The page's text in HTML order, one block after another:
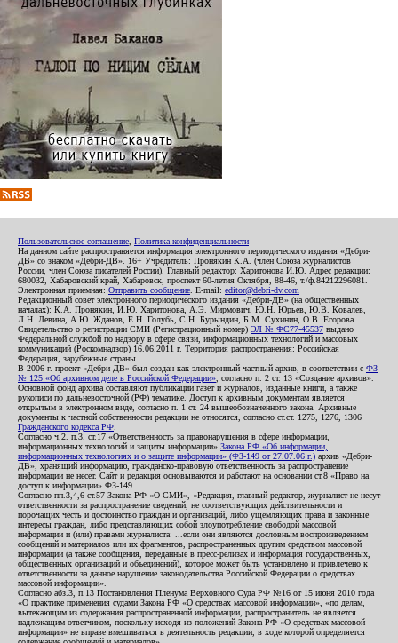
Пользовательское соглашение Политика конфиденциальности
На данном сайте распространяется информация электронного периодического издания «Дебри-
ДВ» со знаком «Дебри-ДВ». 16+ Учредитель: Пронякин К.А. (член Союза журналистов
России, член Союза писателей России). Главный редактор: Харитонова И.Ю. Адрес редакции:
680032, Хабаровский край, Хабаровск, проспект 60-летия Октября, 88-46, т./ф.84212296081.
Электронная приемная: Отправить сообщение . E-mail: editor@debri-dv.com
Редакционный совет электронного периодического издания «Дебри-ДВ» (на общественных
началах): К.А. Пронякин, И.Ю. Харитонова, А.Э. Мирмович, Ю.Н. Юрьев, Ю.В. Ковалев,
Л.Н. Левина, А.Ю. Жданов, Е.Н. Голубь, С.Н. Бурындин, Б.М. Сухинин, О.В. Егорова
Свидетельство о регистрации СМИ (Регистрационный номер) ЭЛ № ФС77-45537 выдано
Федеральной службой по надзору в сфере связи, информационных технологий и массовых
коммуникаций (Роскомнадзор) 16.06.2011 г. Территория распространения: Российская
Федерация, зарубежные страны.
В 2006 г. проект «Дебри-ДВ» был создан как электронный частный архив, в соответствии с ФЗ
№ 125 «Об архивном деле в Российской Федерации» , согласно п. 2 ст. 13 «Создание архивов».
Основной фонд архива составляют публикации газет и журналов, изданные книги, а также
рукописи по дальневосточной (РФ) тематике. Доступ к архивным документам является
открытым в электронном виде, согласно п. 1 ст. 24 вышеобозначенного закона. Архивные
документы к частной собственности редакции не относятся, согласно ст.ст. 1275, 1276, 1306
Гражданского кодекса РФ
Согласно ч.2. п.3. ст.17 «Ответственность за правонарушения в сфере информации,
информационных технологий и защиты информации» Закона РФ «Об информации,
информационных технологиях и о защите информации» (ФЗ-149 от 27.07.06 г.) архив «Дебри-
ДВ», хранящий информацию, гражданско-правовую ответственность за распространение
информации не несет. Сайт и редакция основываются и работают на основании ст.8 «Право на
доступ к информации» ФЗ-149.
Согласно пп.3,4,6 ст.57 Закона РФ «О СМИ», «Редакция, главный редактор, журналист не несут
ответственности за распространение сведений, не соответствующих действительности и
порочащих честь и достоинство граждан и организаций, либо ущемляющих права и законные
интересы граждан, либо представляющих собой злоупотребление свободой массовой
информации и (или) правами журналиста: ...если они являются дословным воспроизведением
сообщений и материалов или их фрагментов, распространенных другим средством массовой
информации (а также сообщения, переданные в пресс-релизах и информация государственных,
общественных организаций и объединений), которое может быть установлено и привлечено к
ответственности за данное нарушение законодательства Российской Федерации о средствах
массовой информации».
Согласно абз.3, п.13 Постановления Пленума Верховного Суда РФ №16 от 15 июня 2010 года
«О практике применения судами Закона РФ «О средствах массовой информации», «по делам,
вытекающим из содержания распространенной информации, распространитель не является
надлежащим ответчиком, поскольку исходя из положений Закона РФ «О средствах массовой
информации» не вправе вмешиваться в деятельность редакции, в ходе которой определяется